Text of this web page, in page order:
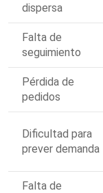
dispersa
Falta de
seguimiento
Pérdida de
pedidos
Dificultad para
prever demanda
Falta de